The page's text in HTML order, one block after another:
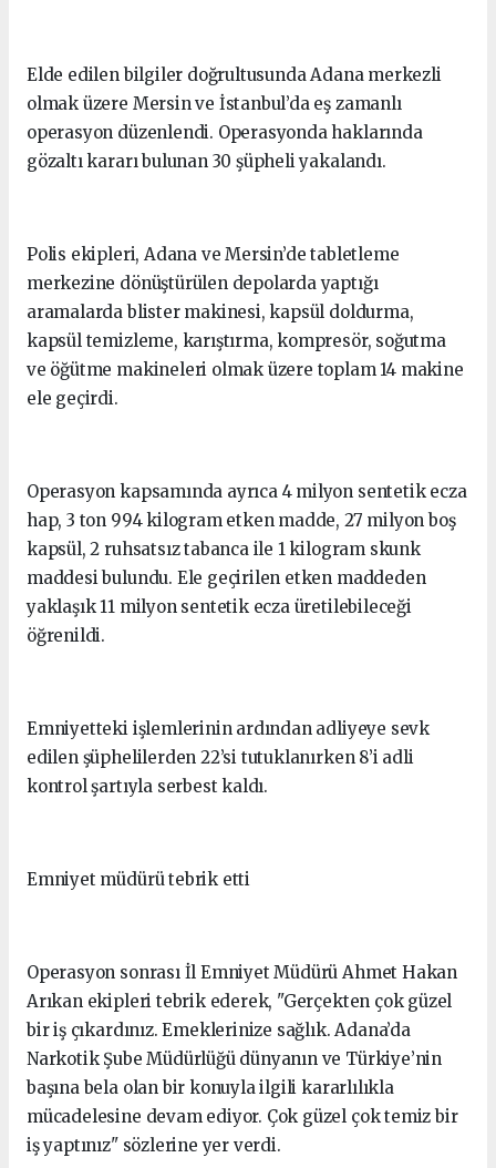
Elde edilen bilgiler doğrultusunda Adana merkezli
olmak üzere Mersin ve İstanbul’da eş zamanlı
operasyon düzenlendi. Operasyonda haklarında
gözaltı kararı bulunan 30 şüpheli yakalandı.
Polis ekipleri, Adana ve Mersin’de tabletleme
merkezine dönüştürülen depolarda yaptığı
aramalarda blister makinesi, kapsül doldurma,
kapsül temizleme, karıştırma, kompresör, soğutma
ve öğütme makineleri olmak üzere toplam 14 makine
ele geçirdi.
Operasyon kapsamında ayrıca 4 milyon sentetik ecza
hap, 3 ton 994 kilogram etken madde, 27 milyon boş
kapsül, 2 ruhsatsız tabanca ile 1 kilogram skunk
maddesi bulundu. Ele geçirilen etken maddeden
yaklaşık 11 milyon sentetik ecza üretilebileceği
öğrenildi.
Emniyetteki işlemlerinin ardından adliyeye sevk
edilen şüphelilerden 22’si tutuklanırken 8’i adli
kontrol şartıyla serbest kaldı.
Emniyet müdürü tebrik etti
Operasyon sonrası İl Emniyet Müdürü Ahmet Hakan
Arıkan ekipleri tebrik ederek, "Gerçekten çok güzel
bir iş çıkardınız. Emeklerinize sağlık. Adana’da
Narkotik Şube Müdürlüğü dünyanın ve Türkiye’nin
başına bela olan bir konuyla ilgili kararlılıkla
mücadelesine devam ediyor. Çok güzel çok temiz bir
iş yaptınız" sözlerine yer verdi.